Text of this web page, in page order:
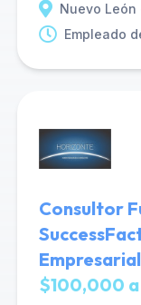
Nuevo León
Empleado
Consultor
$100,000